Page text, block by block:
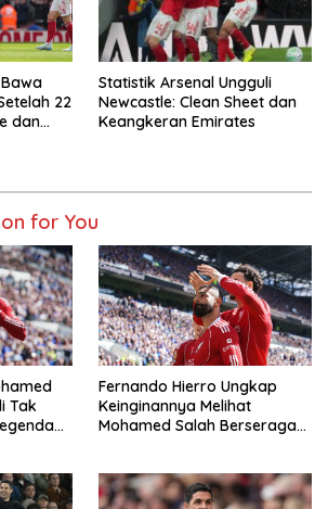
22
dan
Statistik Arsenal Ungguli
Newcastle: Clean Sheet dan
Keangkeran Emirates
for You
Tak
Fernando Hierro Ungkap
Keinginannya Melihat
Mohamed Salah Berseragam